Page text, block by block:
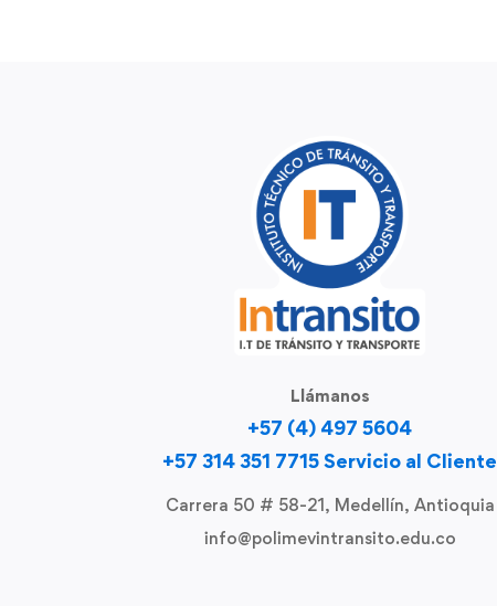
Llámanos
+57 (4) 497 5604
+57 314 351 7715 Servicio al Cliente
Carrera 50 # 58-21, Medellín, Antioquia
info@polimevintransito.edu.co